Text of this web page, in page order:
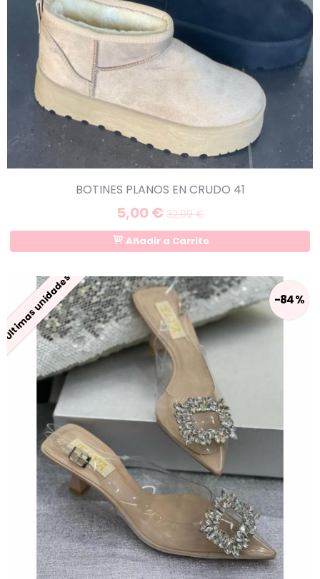
BOTINES PLANOS EN CRUDO 41
5,00 € 32,99 €
Añadir a Carrito
Últimas unidades -84 %